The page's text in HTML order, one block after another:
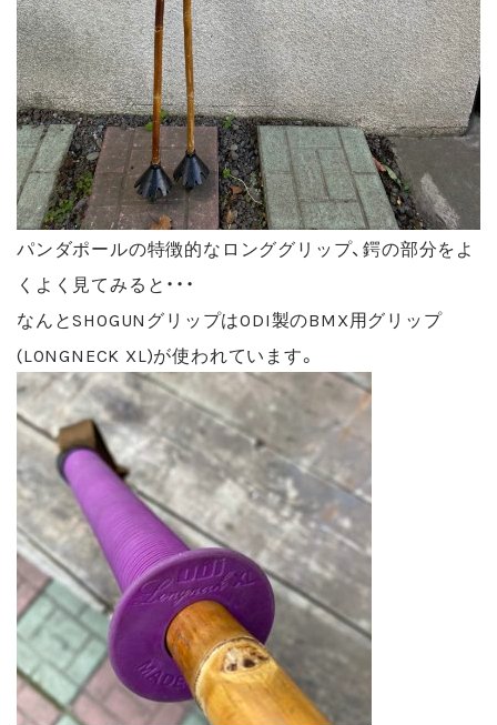
パンダポールの特徴的なロンググリップ、鍔の部分をよ
くよく見てみると・・・
なんとSHOGUNグリップはODI製のBMX用グリップ
(LONGNECK XL)が使われています。